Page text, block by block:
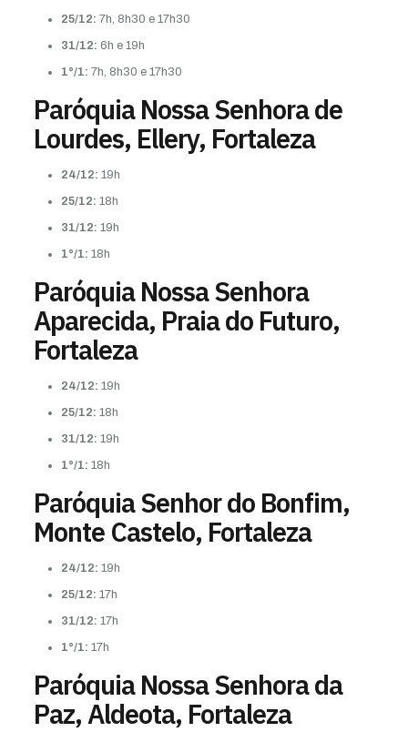
25/12: 7h, 8h30 e 17h30
31/12: 6h e 19h
1°/1: 7h, 8h30 e 17h30
Paróquia Nossa Senhora de
Lourdes, Ellery, Fortaleza
24/12: 19h
25/12: 18h
31/12: 19h
1°/1: 18h
Paróquia Nossa Senhora
Aparecida, Praia do Futuro,
Fortaleza
24/12: 19h
25/12: 18h
31/12: 19h
1°/1: 18h
Paróquia Senhor do Bonfim,
Monte Castelo, Fortaleza
24/12: 19h
25/12: 17h
31/12: 17h
1°/1: 17h
Paróquia Nossa Senhora da
Paz, Aldeota, Fortaleza